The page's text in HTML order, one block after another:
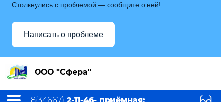
Столкнулись с проблемой — сообщите о ней!
Написать о проблеме
ООО "Сфера"
8(34667) 2-11-46- приёмная;